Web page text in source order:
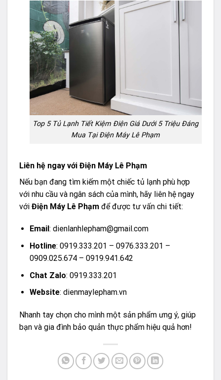
Top 5 Tủ Lạnh Tiết Kiệm Điện Giá Dưới 5 Triệu Đáng
Mua Tại Điện Máy Lê Phạm
Liên hệ ngay với Điện Máy Lê Phạm
Nếu bạn đang tìm kiếm một chiếc tủ lạnh phù hợp
với nhu cầu và ngân sách của mình, hãy liên hệ ngay
với Điện Máy Lê Phạm để được tư vấn chi tiết:
Email : dienlanhlepham@gmail.com
Hotline: 0919.333.201 – 0976.333.201 –
0909.025.674 – 0919.941.642
Chat Zalo: 0919.333.201
Website: dienmaylepham.vn
Nhanh tay chọn cho mình một sản phẩm ưng ý, giúp
bạn và gia đình bảo quản thực phẩm hiệu quả hơn!